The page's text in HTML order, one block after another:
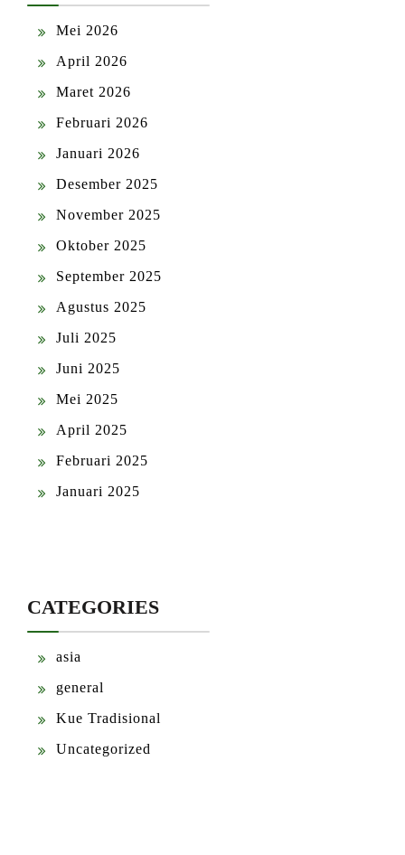
Mei 2026
April 2026
Maret 2026
Februari 2026
Januari 2026
Desember 2025
November 2025
Oktober 2025
September 2025
Agustus 2025
Juli 2025
Juni 2025
Mei 2025
April 2025
Februari 2025
Januari 2025
CATEGORIES
asia
general
Kue Tradisional
Uncategorized